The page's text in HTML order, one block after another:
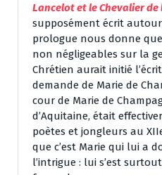
Lancelot et le Chevalier
supposément écrit autour
prologue nous donne
non négligeables sur la
Chrétien aurait initié
demande de Marie de
cour de Marie de
d’Aquitaine, était
poètes et jongleurs au
que c’est Marie qui lui a
l’intrigue : lui s’est